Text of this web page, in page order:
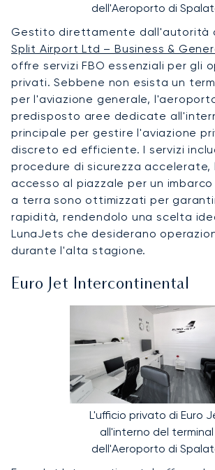
dell'Aeroporto di
Gestito direttamente dall'autorità
Split Airport Ltd – Business &
offre servizi FBO essenziali per gli
privati. Sebbene non esista un
per l'aviazione generale,
predisposto aree dedicate
principale per gestire l'aviazione
discreto ed efficiente. I servizi
procedure di sicurezza accelerate,
accesso al piazzale per un imbarco
a terra sono ottimizzati per
rapidità, rendendolo una scelta
LunaJets che desiderano
durante l'alta stagione.
Euro Jet Intercontinental
L'ufficio privato di Euro
all'interno del terminal
dell'Aeroporto di